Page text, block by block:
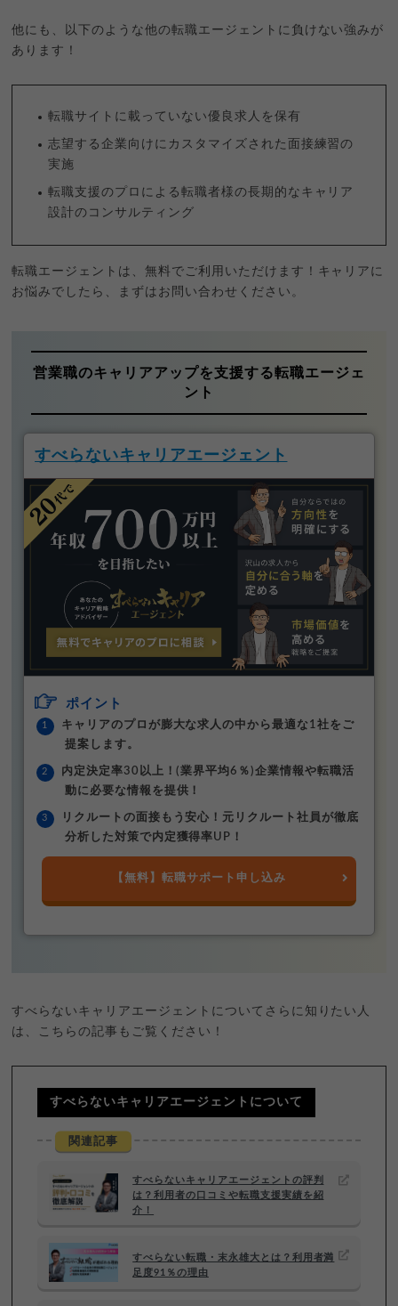
他にも、以下のような他の転職エージェントに負けない強みが
あります！
転職サイトに載っていない優良求人を保有
志望する企業向けにカスタマイズされた面接練習の
実施
転職支援のプロによる転職者様の長期的なキャリア
設計のコンサルティング
転職エージェントは、無料でご利用いただけます！キャリアに
お悩みでしたら、まずはお問い合わせください。
営業職のキャリアアップを支援する転職エージェ
ント
すべらないキャリアエージェント
ポイント
キャリアのプロが膨大な求人の中から最適な1社をご
提案します。
内定決定率30以上！(業界平均6％)企業情報や転職活
動に必要な情報を提供！
リクルートの面接もう安心！元リクルート社員が徹底
分析した対策で内定獲得率UP！
【無料】転職サポート申し込み
すべらないキャリアエージェントについてさらに知りたい人
は、こちらの記事もご覧ください！
すべらないキャリアエージェントについて
関連記事
すべらないキャリアエージェントの評判
は？利用者の口コミや転職支援実績を紹
介！
すべらない転職・末永雄大とは？利用者満
足度91％の理由